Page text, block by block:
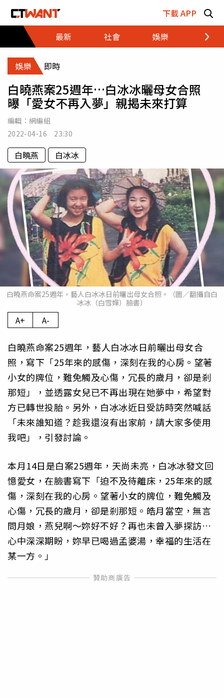
下載 APP
最新
社會 娛樂 財經
娛樂 即時
白曉燕案25週年…白冰冰曬母女合照
曝「愛女不再入夢」親揭未來打算
編輯： 網編組
2022-04-16 23:30
白曉燕 白冰冰
白曉燕命案25週年，藝人白冰冰日前曬出母女合照。（圖／翻攝自白
冰冰（白雪嬅）臉書）
A+ A-
白曉燕命案25週年，藝人白冰冰日前曬出母女合
照，寫下「25年來的感傷，深刻在我的心房。望著
小女的牌位，難免觸及心傷，冗長的歲月，卻是剎
那短」，並透露女兒已不再出現在她夢中，希望對
方已轉世投胎。另外，白冰冰近日受訪時突然喊話
「未來誰知道？趁我還沒有出家前，請大家多使用
我吧」，引發討論。
本月14日是白案25週年，天尚未亮，白冰冰發文回
憶愛女，在臉書寫下「迫不及待離床，25年來的感
傷，深刻在我的心房。望著小女的牌位，難免觸及
心傷，冗長的歲月，卻是剎那短。皓月當空，無言
問月娘，燕兒啊～妳好不好？再也未曾入夢探訪…
心中深深期盼，妳早已喝過孟婆湯，幸福的生活在
某一方。」